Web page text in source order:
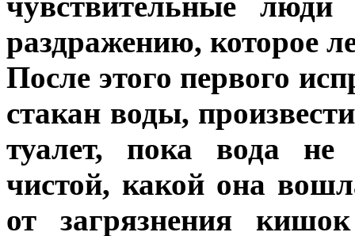
раздражению, которое
После этого первого
стакан воды,
туалет, пока вода
чистой, какой она
от загрязнения